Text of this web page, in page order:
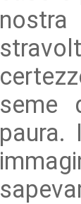
seme
paura.